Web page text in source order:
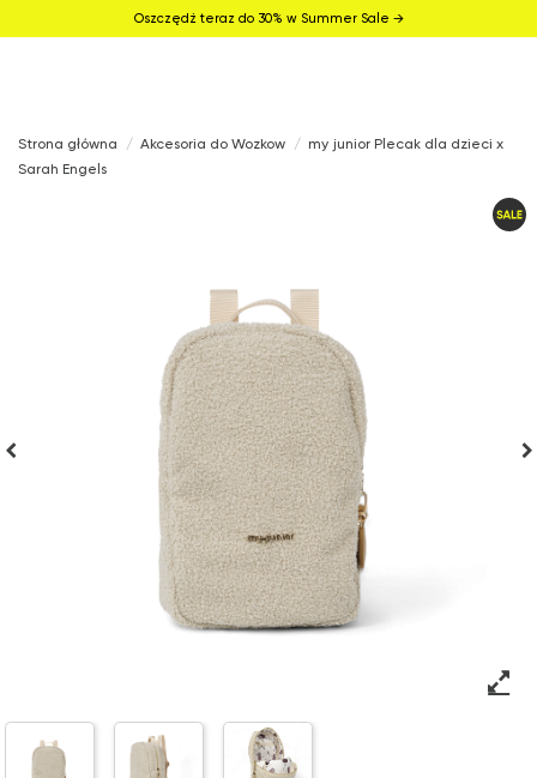
Oszczędź teraz do 30% w Summer Sale →
Strona główna Akcesoria do Wozkow
my junior Plecak dla dzieci x
Sarah Engels